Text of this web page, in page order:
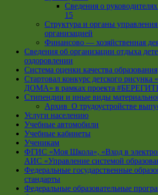
Cведения о
15
Структура и органы управления
организацией
Финансово — хозяйственная
Сведения об организации отдыха
оздоровлении
Система оценки качества образования
Стартовал конкурс детского
ДОМА» в рамках проекта
Стипендии и иные виды
Архив_О трудоустройстве
Услуги населению
Учебные автомобили
Учебные кабинеты
Ученикам
ФГИС «Моя Школа», «Вход в
АИС «Управление системой
Федеральные государственные
стандарты
Федеральные образовательные